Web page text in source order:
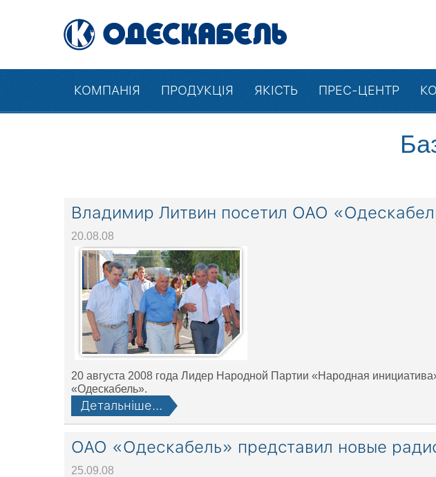
КОМПАНІЯ ПРОДУКЦІЯ ЯКІСТЬ ПРЕС-ЦЕНТР
Владимир Литвин посетил ОАО
20.08.08
20 августа 2008 года Лидер Народной Партии «Народная
«Одескабель».
Детальніше...
ОАО «Одескабель» представил новые
25.09.08